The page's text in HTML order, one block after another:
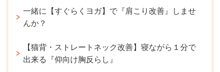
一緒に【すぐらくヨガ】で『肩こり改善』しませ
んか？
【猫背・ストレートネック改善】寝ながら１分で
出来る『仰向け胸反らし』